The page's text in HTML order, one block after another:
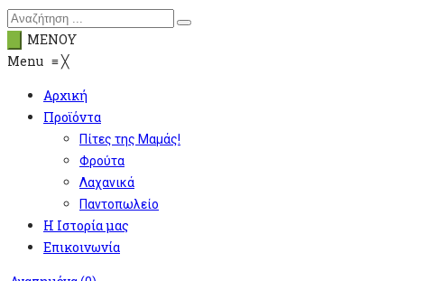
ΜΕΝΟΥ
Menu ≡╳
Αρχική
Προϊόντα
Πίτες της Μαμάς!
Φρούτα
Λαχανικά
Παντοπωλείο
Η Ιστορία μας
Επικοινωνία